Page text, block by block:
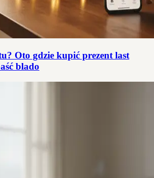
Oto gdzie kupić prezent last
blado